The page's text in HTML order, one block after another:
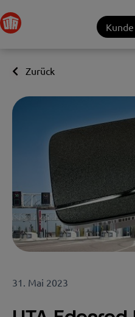
Zurück
31. Mai 2023